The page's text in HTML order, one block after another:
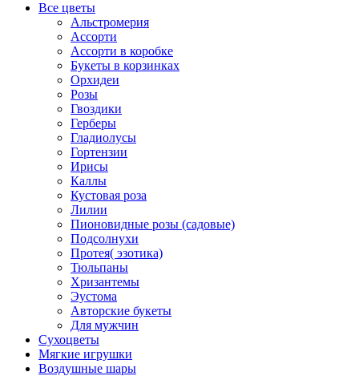
Все цветы
Альстромерия
Ассорти
Ассорти в коробке
Букеты в корзинках
Орхидеи
Розы
Гвоздики
Герберы
Гладиолусы
Гортензии
Ирисы
Каллы
Кустовая роза
Лилии
Пионовидные розы (садовые)
Подсолнухи
Протея( эзотика)
Тюльпаны
Хризантемы
Эустома
Авторские букеты
Для мужчин
Сухоцветы
Мягкие игрушки
Воздушные шары